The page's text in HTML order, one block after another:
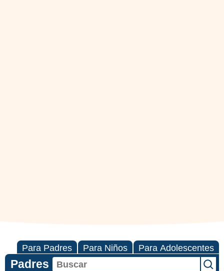
Para Padres Para Niños Para Adolescentes
Padres